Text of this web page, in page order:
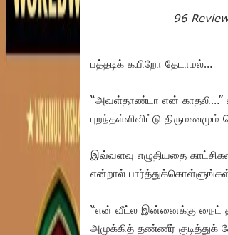
96 Review
பத்தடிக் கயிறோ தேடாமல்…
“அவள்தாண்டா என் காதலி…”
புறந்தள்ளிவிட்டு
இவ்வளவு எழுதியதை
என்றால்
“என் வீட்ல இன்னைக்கு நைட்
அமுக்கித் தண்ணீர் குடித்துக்